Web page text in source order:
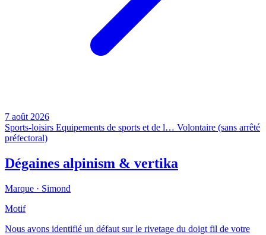
7 août 2026
Sports-loisirs Equipements de sports et de l… Volontaire (sans arrêté
préfectoral)
Dégaines alpinism & vertika
Marque · Simond
Motif
Nous avons identifié un défaut sur le rivetage du doigt fil de votre